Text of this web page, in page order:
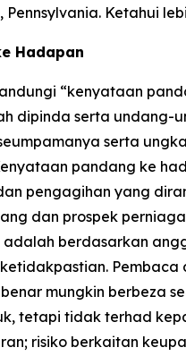
Ketahui
Hadapan
“kenyataan
dipinda serta undang-
serta
pandang ke
pengagihan yang
dan prospek
berdasarkan
mungkin berbeza
tetapi tidak terhad
risiko berkaitan